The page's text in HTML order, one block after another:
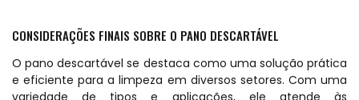
CONSIDERAÇÕES FINAIS SOBRE O PANO DESCARTÁVEL
O pano descartável se destaca como uma solução prática
e eficiente para a limpeza em diversos setores. Com uma
variedade de tipos e aplicações, ele atende às